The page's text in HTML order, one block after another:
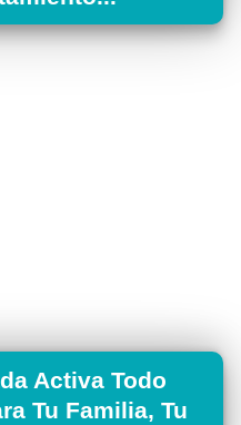
Activa Todo
Tu Familia, Tu